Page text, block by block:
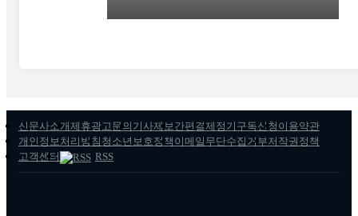
신문사소개제휴광고문의 기사제보간편결제 정기구독신청 이용약관
개인정보처리방침 청소년보호정책 이메일무단수집거부저작권정책
고객센터
RSS